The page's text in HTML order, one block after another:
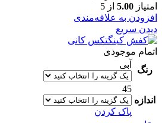
امتیاز 5.00 از 5
افزودن به علاقه‌مندی
دیدن سریع
اتمام موجودی
رنگ
آبی
اندازه
45
پاک کردن